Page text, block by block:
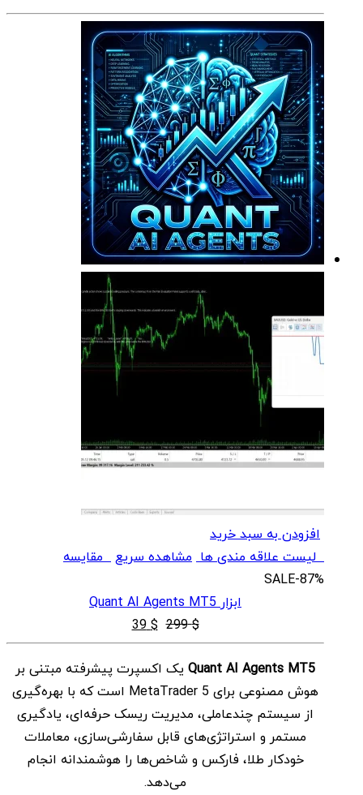
افزودن به سبد خرید
لیست علاقه مندی ها مشاهده سریعمقایسه
SALE-87%
ابزار Quant AI Agents MT5
$
299
قیمت
اصلی
$ 299
بود.
$
39
قیمت
فعلی
$ 39
است.
Quant AI Agents MT5 یک اکسپرت پیشرفته مبتنی بر
هوش مصنوعی برای MetaTrader 5 است که با بهره‌گیری
از سیستم چندعاملی، مدیریت ریسک حرفه‌ای، یادگیری
مستمر و استراتژی‌های قابل سفارشی‌سازی، معاملات
خودکار طلا، فارکس و شاخص‌ها را هوشمندانه انجام
می‌دهد.